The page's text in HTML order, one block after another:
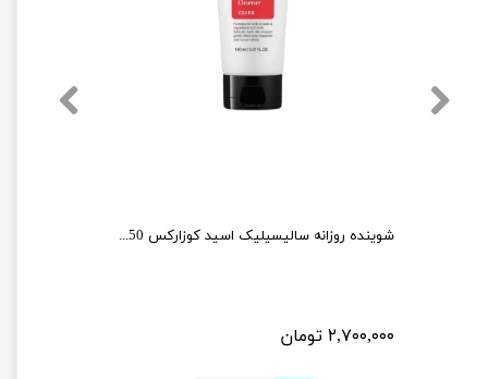
شوینده روزانه سالیسیلیک اسید کوزارکس 150 میل
۲,۷۰۰,۰۰۰ تومان